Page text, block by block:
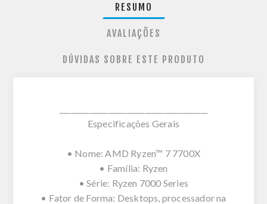
RESUMO
AVALIAÇÕES
DÚVIDAS SOBRE ESTE PRODUTO
Especificações Gerais
• Nome: AMD Ryzen™ 7 7700X
• Família: Ryzen
• Série: Ryzen 7000 Series
• Fator de Forma: Desktops, processador na